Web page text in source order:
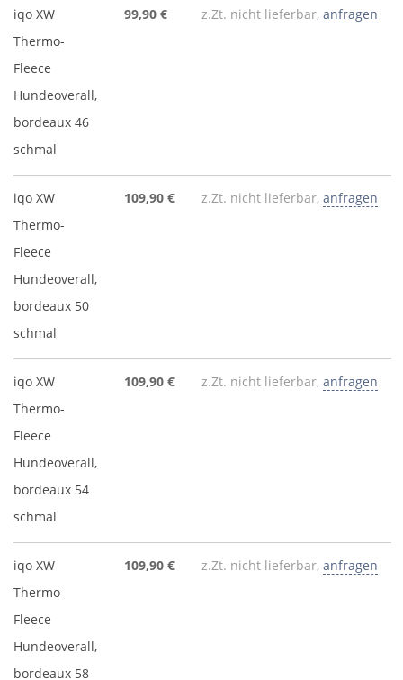
iqo XW
Thermo-
Fleece
Hundeoverall,
bordeaux 46
schmal
99,90 € z.Zt. nicht lieferbar, anfragen
iqo XW
Thermo-
Fleece
Hundeoverall,
bordeaux 50
schmal
109,90 € z.Zt. nicht lieferbar, anfragen
iqo XW
Thermo-
Fleece
Hundeoverall,
bordeaux 54
schmal
109,90 € z.Zt. nicht lieferbar, anfragen
iqo XW
Thermo-
Fleece
Hundeoverall,
bordeaux 58
109,90 € z.Zt. nicht lieferbar, anfragen